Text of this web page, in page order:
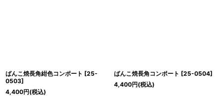
ばんこ焼長角紺色コンポート [25-
0503]
4,400円(税込)
ばんこ焼長角コンポート [25-0504]
4,400円(税込)